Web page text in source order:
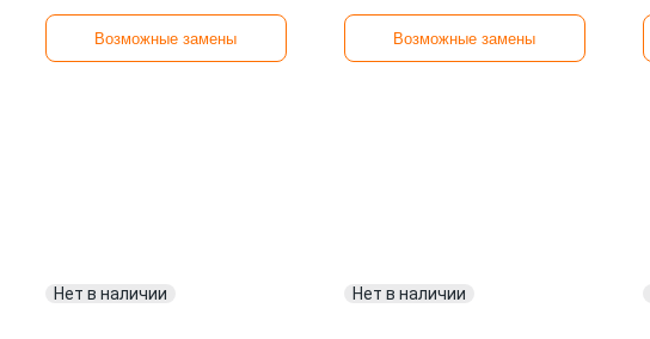
Возможные замены Возможные замены
Нет в наличии Нет в наличии